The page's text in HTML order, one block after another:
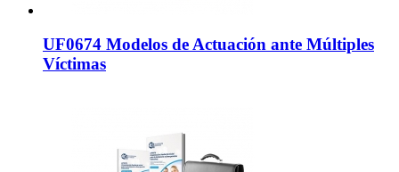
UF0674 Modelos de Actuación ante Múltiples
Víctimas